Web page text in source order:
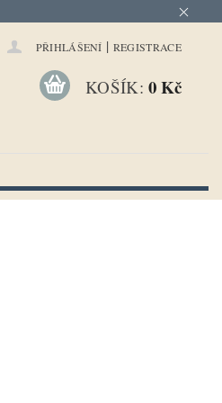
PŘIHLÁŠENÍ | REGISTRACE
KOŠÍK: 0 Kč